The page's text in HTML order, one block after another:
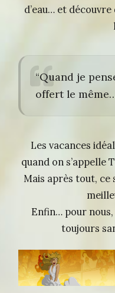
d’eau… et
“Quand je
offert le
Les vacances
quand on s’appelle
Mais après tout, ce
Enfin… pour
toujours